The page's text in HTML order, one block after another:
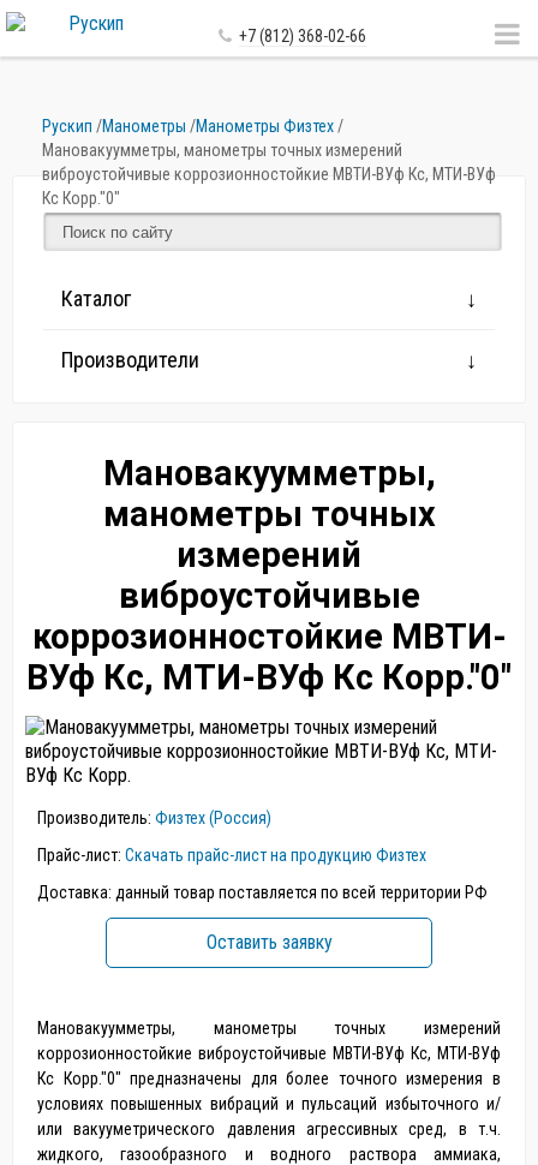
+7 (812) 368-02-66
Рускип /Манометры /Манометры Физтех/
Мановакуумметры, манометры точных измерений
виброустойчивые коррозионностойкие МВТИ-ВУф Кс, МТИ-ВУф
Кс Корр."0"
Каталог
Производители
Мановакуумметры,
манометры точных
измерений
виброустойчивые
коррозионностойкие МВТИ-
ВУф Кс, МТИ-ВУф Кс Корр."0"
Производитель: Физтех (Россия)
Прайс-лист: Скачать прайс-лист на продукцию Физтех
Доставка: данный товар поставляется по всей территории РФ
Оставить заявку
Мановакуумметры, манометры точных измерений
коррозионностойкие виброустойчивые МВТИ-ВУф Кс, МТИ-ВУф
Кс Корр."0" предназначены для более точного измерения в
условиях повышенных вибраций и пульсаций избыточного и/
или вакууметрического давления агрессивных сред, в т.ч.
жидкого, газообразного и водного раствора аммиака,